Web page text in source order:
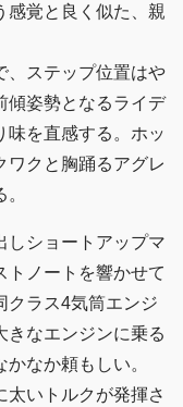
感覚と良く似た、親
ステップ位置はや
傾姿勢となるライデ
味を直感する。ホッ
ワクと胸踊るアグレ
ショートアップマ
トノートを響かせて
クラス4気筒エンジ
きなエンジンに乗る
なか頼もしい。
いトルクが発揮さ